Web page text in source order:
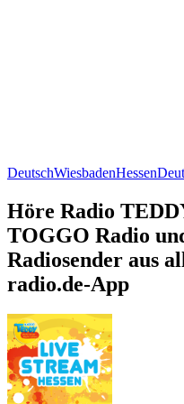
DeutschWiesbadenHessen
Höre Radio
TOGGO Radio
Radiosender aus
radio.de-App